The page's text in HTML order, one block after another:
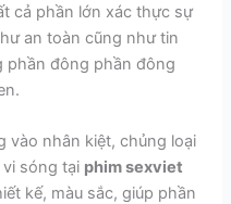
cả phần lớn xác thực sự
an toàn cũng như tin
phần đông phần đông
vào nhân kiệt, chủng loại
sóng tại phim sexviet
kế, màu sắc, giúp phần